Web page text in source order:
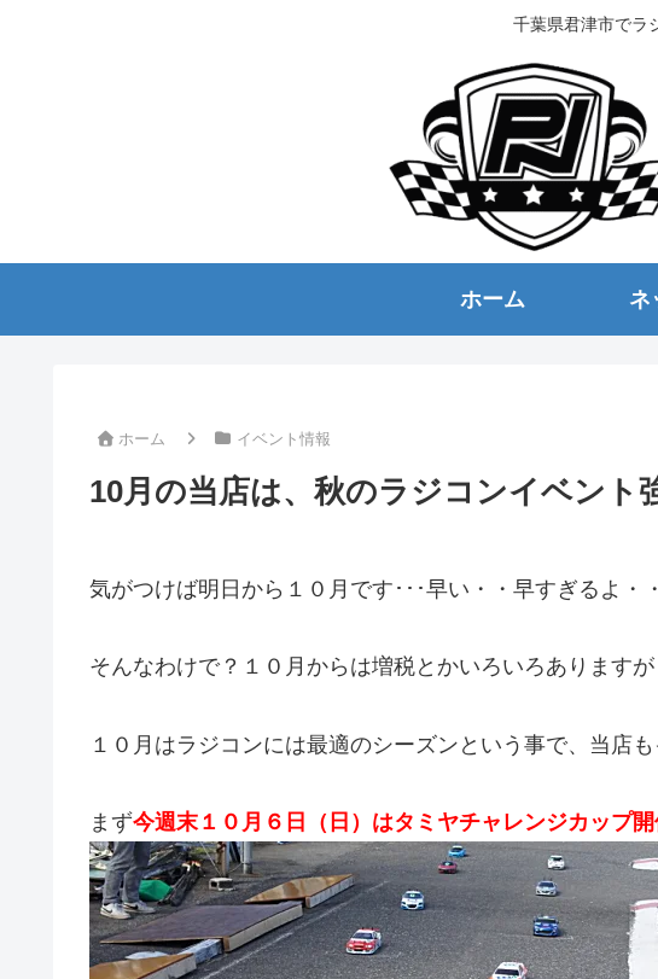
千葉県君津市でラ
ホーム ネ
ホーム イベント情報
10月の当店は、秋のラジコンイベント
気がつけば明日から１０月です･･･早い・・早すぎるよ・
そんなわけで？１０月からは増税とかいろいろありますが
１０月はラジコンには最適のシーズンという事で、当店
まず今週末１０月６日（日）はタミヤチャレンジカップ